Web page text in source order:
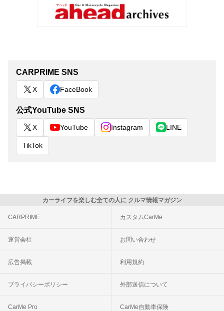
CARPRIME SNS
X FaceBook
公式YouTube SNS
X YouTube Instagram LINE
TikTok
カーライフを楽しむ全ての人に クルマ情報マガジン
CARPRIME カスタムCarMe
運営会社 お問い合わせ
広告掲載 利用規約
プライバシーポリシー 外部送信について
CarMe Pro CarMe自動車保険